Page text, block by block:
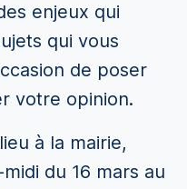
enjeux qui
qui vous
de poser
votre opinion.
à la mairie,
du 16 mars au